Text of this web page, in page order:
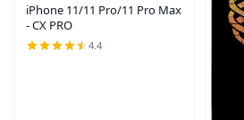
iPhone 11/11 Pro/11 Pro Max
- CX PRO
4.4